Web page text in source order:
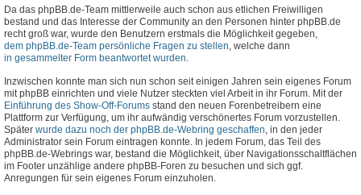
Da das phpBB.de-Team mittlerweile auch schon aus etlichen Freiwilligen
bestand und das Interesse der Community an den Personen hinter phpBB.de
recht groß war, wurde den Benutzern erstmals die Möglichkeit gegeben,
dem phpBB.de-Team persönliche Fragen zu stellen , welche dann
in gesammelter Form beantwortet wurden
Inzwischen konnte man sich nun schon seit einigen Jahren sein eigenes Forum
mit phpBB einrichten und viele Nutzer steckten viel Arbeit in ihr Forum. Mit der
Einführung des Show-Off-Forums stand den neuen Forenbetreibern eine
Plattform zur Verfügung, um ihr aufwändig verschönertes Forum vorzustellen.
Später wurde dazu noch der phpBB.de-Webring geschaffen, in den jeder
Administrator sein Forum eintragen konnte. In jedem Forum, das Teil des
phpBB.de-Webrings war, bestand die Möglichkeit, über Navigationsschaltflächen
im Footer unzählige andere phpBB-Foren zu besuchen und sich ggf.
Anregungen für sein eigenes Forum einzuholen.